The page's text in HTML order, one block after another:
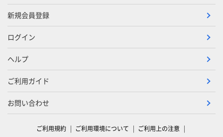
新規会員登録
ログイン
ヘルプ
ご利用ガイド
お問い合わせ
ご利用規約 ご利用環境について ご利用上の注意